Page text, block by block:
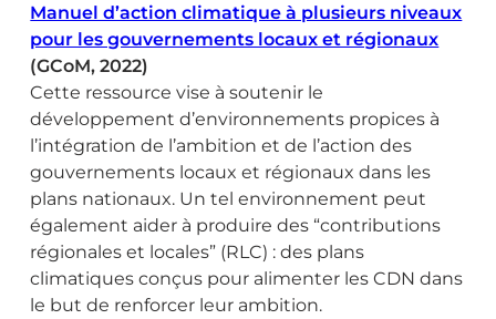
Manuel d’action climatique à plusieurs niveaux
pour les gouvernements locaux et régionaux
(GCoM, 2022)
Cette ressource vise à soutenir le
développement d’environnements propices à
l’intégration de l’ambition et de l’action des
gouvernements locaux et régionaux dans les
plans nationaux. Un tel environnement peut
également aider à produire des “contributions
régionales et locales” (RLC) : des plans
climatiques conçus pour alimenter les CDN dans
le but de renforcer leur ambition.